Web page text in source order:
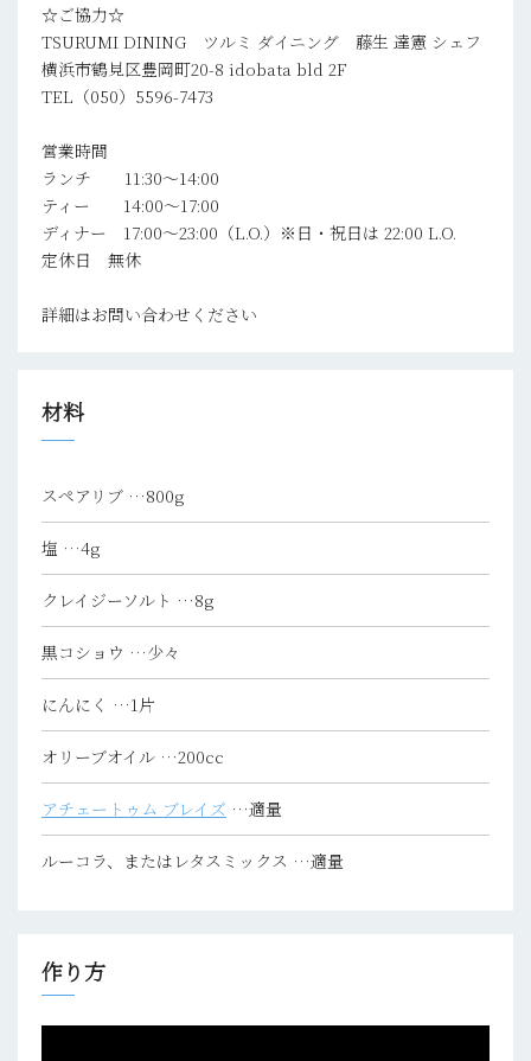
☆ご協力☆
TSURUMI DINING ツルミ ダイニング 藤生 達憲 シェフ
横浜市鶴見区豊岡町20-8 idobata bld 2F
TEL（050）5596-7473
営業時間
ランチ 11:30～14:00
ティー 14:00～17:00
ディナー 17:00～23:00（L.O.）※日・祝日は 22:00 L.O.
定休日 無休
詳細はお問い合わせください
材料
スペアリブ …800g
塩 …4g
クレイジーソルト …8g
黒コショウ …少々
にんにく …1片
オリーブオイル …200cc
アチェートゥム ブレイズ …適量
ルーコラ、またはレタスミックス …適量
作り方